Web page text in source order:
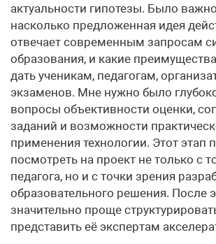
актуальности гипотезы. Было
насколько предложенная идея
отвечает современным запросам
образования, и какие
дать ученикам, педагогам,
экзаменов. Мне нужно было
вопросы объективности оценки,
заданий и возможности
применения технологии. Этот этап
посмотреть на проект не только с
педагога, но и с точки зрения
образовательного решения. После
значительно проще
представить её экспертам